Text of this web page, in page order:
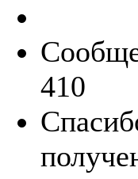
410